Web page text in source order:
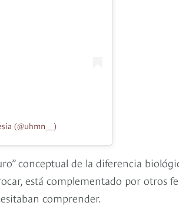
(@uhmn__)
conceptual de la diferencia
está complementado por otros
comprender.